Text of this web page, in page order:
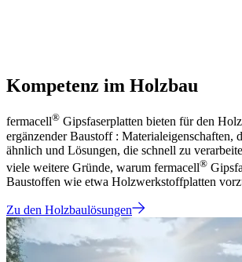
Kompetenz im Holzbau
fermacell® Gipsfaserplatten bieten für den
ergänzender Baustoff : Materialeigenschaften,
ähnlich und Lösungen, die schnell zu
viele weitere Gründe, warum fermacell®
Baustoffen wie etwa Holzwerkstoffplatten
Zu den Holzbaulösungen